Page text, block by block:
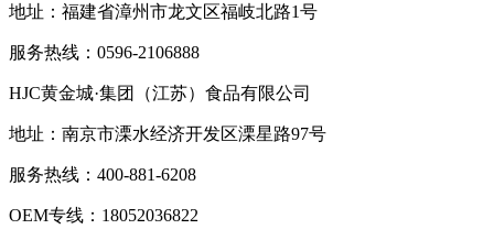
地址：福建省漳州市龙文区福岐北路1号
服务热线：0596-2106888
HJC黄金城·集团（江苏）食品有限公司
地址：南京市溧水经济开发区溧星路97号
服务热线：400-881-6208
OEM专线：18052036822